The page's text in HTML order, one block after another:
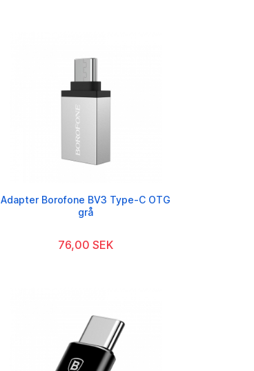
Adapter Borofone BV3 Type-C OTG
grå
76,00 SEK